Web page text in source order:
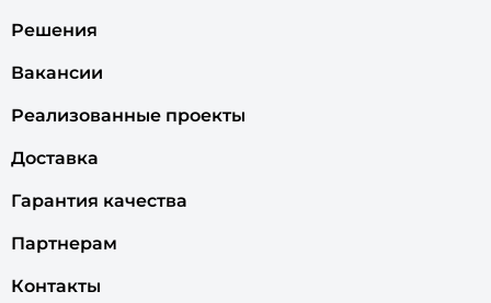
Решения
Вакансии
Реализованные проекты
Доставка
Гарантия качества
Партнерам
Контакты